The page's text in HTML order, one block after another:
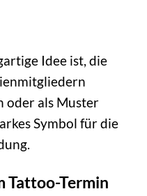
Idee ist, die
oder als Muster
Symbol für die
Tattoo-Termin